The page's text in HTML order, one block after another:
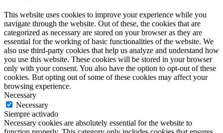
This website uses cookies to improve your experience while you
navigate through the website. Out of these, the cookies that are
categorized as necessary are stored on your browser as they are
essential for the working of basic functionalities of the website. We
also use third-party cookies that help us analyze and understand how
you use this website. These cookies will be stored in your browser
only with your consent. You also have the option to opt-out of these
cookies. But opting out of some of these cookies may affect your
browsing experience.
Necessary
Necessary
Siempre activado
Necessary cookies are absolutely essential for the website to